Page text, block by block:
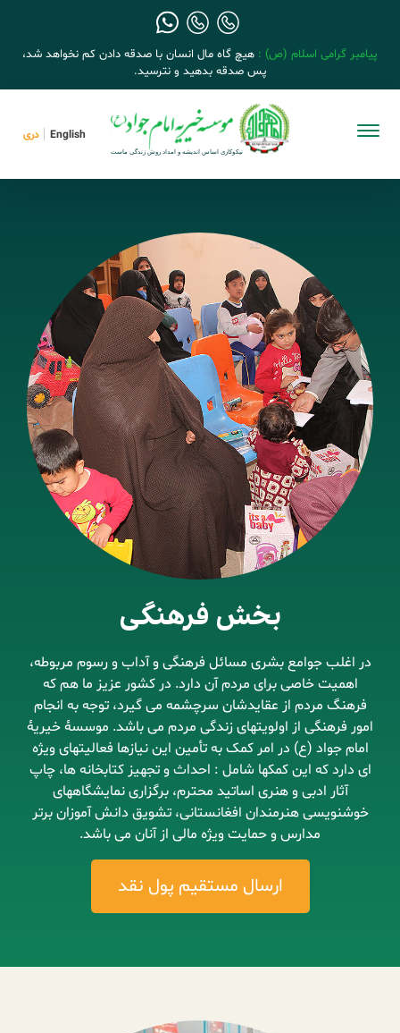
پیامبر گرامی اسلام (ص) : هیچ گاه مال انسان با صدقه دادن کم نخواهد شد،
پس صدقه بدهید و نترسید.
دری English
بخش فرهنگی
در اغلب جوامع بشری مسائل فرهنگی و آداب و رسوم مربوطه،
اهمیت خاصی برای مردم آن دارد. در کشور عزیز ما هم که
فرهنگ مردم از عقایدشان سرچشمه می گیرد، توجه به انجام
امور فرهنگی از اولویتهای زندگی مردم می باشد. موسسۀ خیریۀ
امام جواد (ع) در امر کمک به تأمین این نیازها فعالیتهای ویژه
ای دارد که این کمکها شامل : احداث و تجهیز کتابخانه ها، چاپ
آثار ادبی و هنری اساتید محترم، برگزاری نمایشگاههای
خوشنویسی هنرمندان افغانستانی، تشویق دانش آموزان برتر
مدارس و حمایت ویژه مالی از آنان می باشد.
ارسال مستقیم پول نقد